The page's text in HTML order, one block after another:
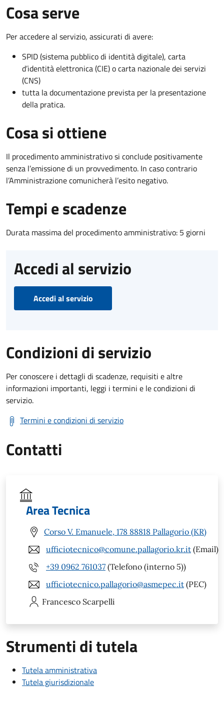
Cosa serve
Per accedere al servizio, assicurati di avere:
SPID (sistema pubblico di identità digitale), carta
d’identità elettronica (CIE) o carta nazionale dei servizi
(CNS)
tutta la documentazione prevista per la presentazione
della pratica.
Cosa si ottiene
Il procedimento amministrativo si conclude positivamente
senza l’emissione di un provvedimento. In caso contrario
l’Amministrazione comunicherà l’esito negativo.
Tempi e scadenze
Durata massima del procedimento amministrativo: 5 giorni
Accedi al servizio
Accedi al servizio
Condizioni di servizio
Per conoscere i dettagli di scadenze, requisiti e altre
informazioni importanti, leggi i termini e le condizioni di
servizio.
Termini e condizioni di servizio
Contatti
Area Tecnica
Corso V. Emanuele, 178 88818 Pallagorio (KR)
ufficiotecnico@comune.pallagorio.kr.it (Email)
+39 0962 761037 (Telefono (interno 5))
ufficiotecnico.pallagorio@asmepec.it (PEC)
Francesco Scarpelli
Strumenti di tutela
Tutela amministrativa
Tutela giurisdizionale